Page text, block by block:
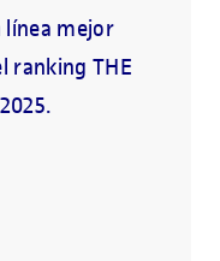
línea mejor
ranking THE